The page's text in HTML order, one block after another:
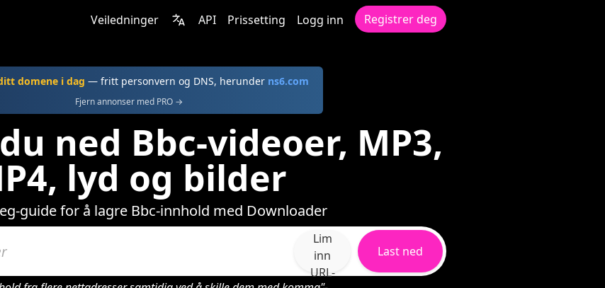
Veiledninger API Prissetting Logg inn Registrer deg
domene i dag — fritt personvern og DNS, herunder ns6.com
Fjern annonser med PRO →
ned Bbc-videoer, MP3,
lyd og bilder
guide for å lagre Bbc-innhold med Downloader
Lim
inn
URL-
Last ned